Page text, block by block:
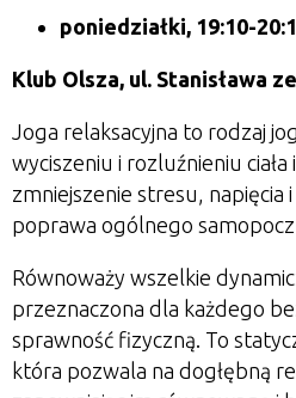
poniedziałki, 19:10-
Klub Olsza, ul. Stanisława
Joga relaksacyjna to rodzaj
wyciszeniu i rozluźnieniu
zmniejszenie stresu, napięcia
poprawa ogólnego
Równoważy wszelkie
przeznaczona dla każdego
sprawność fizyczną. To
która pozwala na dogłębną